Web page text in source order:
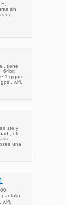
sin
de
, tiene
64bit
1 gigas ,
, wifi,
ste y
, etc.
una
pantalla
wifi,